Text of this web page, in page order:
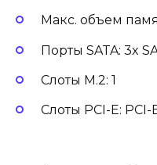
Макс. объем
Порты SATA: 3x
Слоты M.2: 1
Слоты PCI-E: PCI-